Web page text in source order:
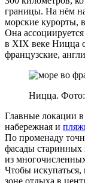
границы. На нём
морские курорты,
Она
в XIX веке Ницца
французские,
Ницца. Фото:
Главные локации
набережная и
По променаду
фасады старинных
из
Чтобы
зоне отдыха в